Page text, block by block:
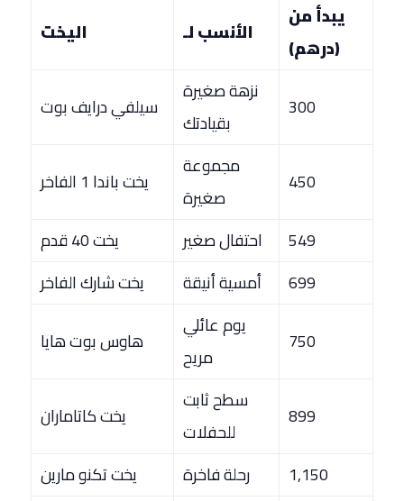
يبدأ من
(درهم)
الأنسب لـ اليخت
300
نزهة صغيرة
بقيادتك
سيلفي درايف بوت
450
مجموعة
صغيرة
يخت باندا 1 الفاخر
549
احتفال صغير
يخت 40 قدم
699
أمسية أنيقة
يخت شارك الفاخر
750
يوم عائلي
مريح
هاوس بوت هايا
899
سطح ثابت
للحفلات
يخت كاتاماران
1,150
رحلة فاخرة
يخت تكنو مارين